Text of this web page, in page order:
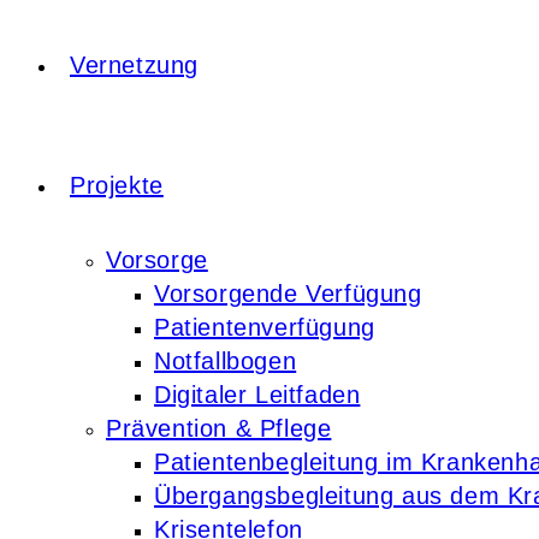
Vernetzung
Projekte
Vorsorge
Vorsorgende Verfügung
Patientenverfügung
Notfallbogen
Digitaler Leitfaden
Prävention & Pflege
Patientenbegleitung im
Übergangsbegleitung aus dem
Krisentelefon